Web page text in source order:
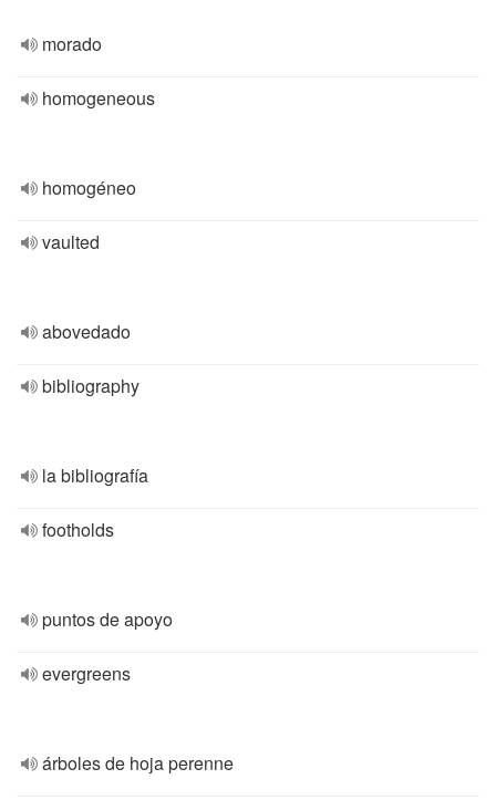
morado
homogeneous
homogéneo
vaulted
abovedado
bibliography
la bibliografía
footholds
puntos de apoyo
evergreens
árboles de hoja perenne